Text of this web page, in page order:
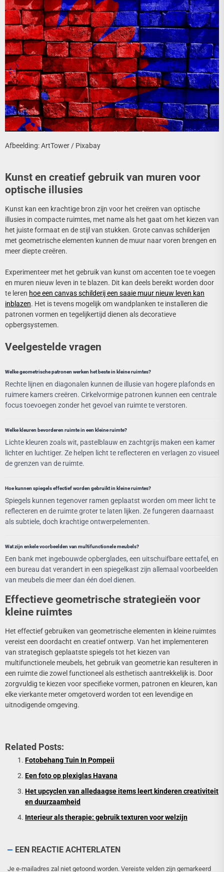
Afbeelding: ArtTower / Pixabay
Kunst en creatief gebruik van muren voor
optische illusies
Kunst kan een krachtige bron zijn voor het creëren van optische
illusies in compacte ruimtes, met name als het gaat om het kiezen van
het juiste formaat en de stijl van stukken. Grote canvas schilderijen
met geometrische elementen kunnen de muur naar voren brengen en
meer diepte creëren.
Experimenteer met het gebruik van kunst om accenten toe te voegen
en muren nieuw leven in te blazen. Dit kan deels bereikt worden door
te leren hoe een canvas schilderij een saaie muur nieuw leven kan
inblazen. Het is tevens mogelijk om wandplanken te installeren die
patronen vormen en tegelijkertijd dienen als decoratieve
opbergsystemen.
Veelgestelde vragen
Welke geometrische patronen werken het beste in kleine ruimtes?
Rechte lijnen en diagonalen kunnen de illusie van hogere plafonds en
ruimere kamers creëren. Cirkelvormige patronen kunnen een centrale
focus toevoegen zonder het gevoel van ruimte te verstoren.
Welke kleuren bevorderen ruimte in een kleine ruimte?
Lichte kleuren zoals wit, pastelblauw en zachtgrijs maken een kamer
lichter en luchtiger. Ze helpen licht te reflecteren en verlagen zo visueel
de grenzen van de ruimte.
Hoe kunnen spiegels effectief worden gebruikt in kleine ruimtes?
Spiegels kunnen tegenover ramen geplaatst worden om meer licht te
reflecteren en de ruimte groter te laten lijken. Ze fungeren daarnaast
als subtiele, doch krachtige ontwerpelementen.
Wat zijn enkele voorbeelden van multifunctionele meubels?
Een bank met ingebouwde opberglades, een uitschuifbare eettafel, en
een bureau dat verandert in een spiegelkast zijn allemaal voorbeelden
van meubels die meer dan één doel dienen.
Effectieve geometrische strategieën voor
kleine ruimtes
Het effectief gebruiken van geometrische elementen in kleine ruimtes
vereist een doordacht en creatief ontwerp. Van het implementeren
van strategisch geplaatste spiegels tot het kiezen van
multifunctionele meubels, het gebruik van geometrie kan resulteren in
een ruimte die zowel functioneel als esthetisch aantrekkelijk is. Door
zorgvuldig te kiezen voor specifieke vormen, patronen en kleuren, kan
elke vierkante meter omgetoverd worden tot een levendige en
uitnodigende omgeving.
Related Posts:
Fotobehang Tuin In Pompeii
Een foto op plexiglas Havana
Het upcyclen van alledaagse items leert kinderen creativiteit
en duurzaamheid
Interieur als therapie: gebruik texturen voor welzijn
EEN REACTIE ACHTERLATEN
Je e-mailadres zal niet getoond worden. Vereiste velden zijn gemarkeerd